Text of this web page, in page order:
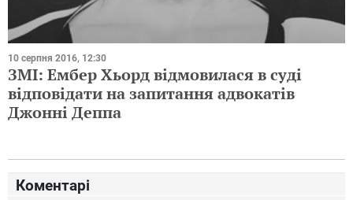
10 серпня 2016, 12:30
ЗМІ: Ембер Хьорд відмовилася в суді
відповідати на запитання адвокатів
Джонні Деппа
Коментарі